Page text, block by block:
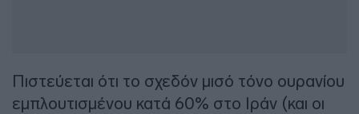
Πιστεύεται ότι το σχεδόν μισό τόνο ουρανίου
εμπλουτισμένου κατά 60% στο Ιράν (και οι